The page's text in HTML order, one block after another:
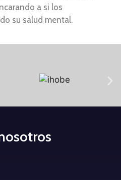
a si los
su salud mental.